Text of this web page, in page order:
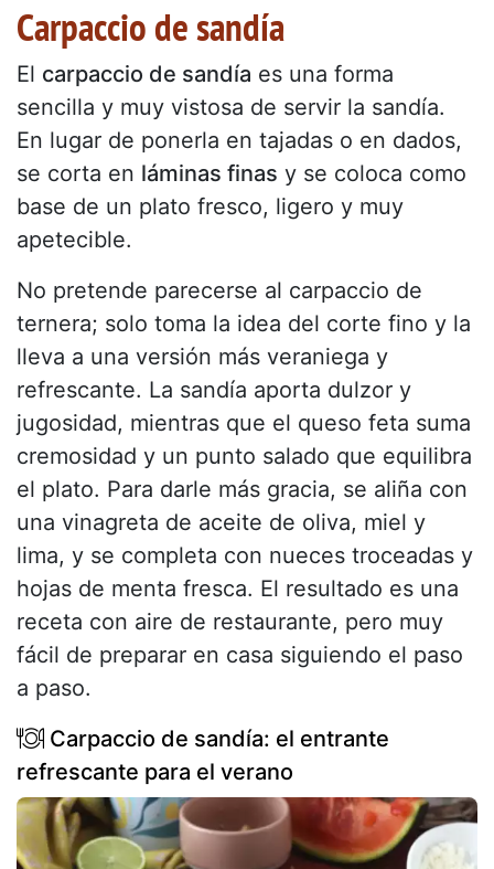
Carpaccio de sandía
El carpaccio de sandía es una forma
sencilla y muy vistosa de servir la sandía.
En lugar de ponerla en tajadas o en dados,
se corta en láminas finas y se coloca como
base de un plato fresco, ligero y muy
apetecible.
No pretende parecerse al carpaccio de
ternera; solo toma la idea del corte fino y la
lleva a una versión más veraniega y
refrescante. La sandía aporta dulzor y
jugosidad, mientras que el queso feta suma
cremosidad y un punto salado que equilibra
el plato. Para darle más gracia, se aliña con
una vinagreta de aceite de oliva, miel y
lima, y se completa con nueces troceadas y
hojas de menta fresca. El resultado es una
receta con aire de restaurante, pero muy
fácil de preparar en casa siguiendo el paso
a paso.
Carpaccio de sandía: el entrante
refrescante para el verano